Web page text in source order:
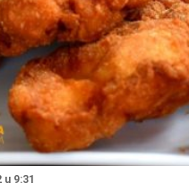
u 9:31